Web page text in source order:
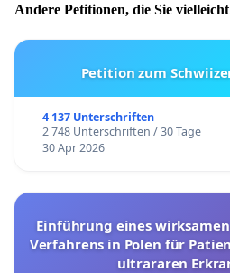
Andere Petitionen, die Sie
Petition zum
4 137 Unterschriften
2 748 Unterschriften / 30 Tage
30 Apr 2026
Einführung eines
Verfahrens in Polen für
ultrararen